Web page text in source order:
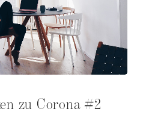
zu Corona #2